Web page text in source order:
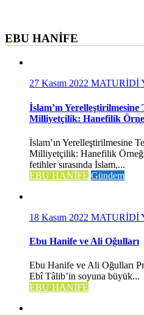
EBU HANİFE
27 Kasım 2022 MATURİDİ
İslam’ın
Milliyetçilik: Hanefilik
İslam’ın Yerelleştirilmesine
Milliyetçilik: Hanefilik
fetihler sırasında İslam,...
EBU HANİFE Gündem
18 Kasım 2022 MATURİDİ
Ebu Hanife ve Ali Oğulları
Ebu Hanife ve Ali Oğulları
Ebî Tâlib’in soyuna büyük...
EBU HANİFE